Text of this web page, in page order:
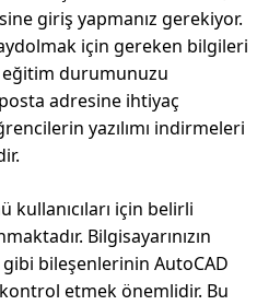
giriş yapmanız gerekiyor.
için gereken bilgileri
eğitim durumunuzu
adresine ihtiyaç
yazılımı indirmeleri
için belirli
Bilgisayarınızın
bileşenlerinin AutoCAD
etmek önemlidir. Bu